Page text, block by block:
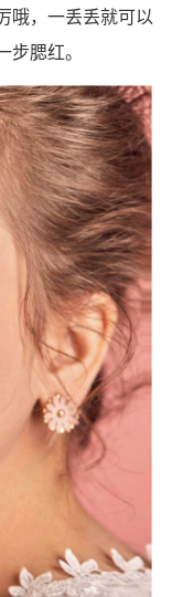
哦，一丢丢就可以
步腮红。